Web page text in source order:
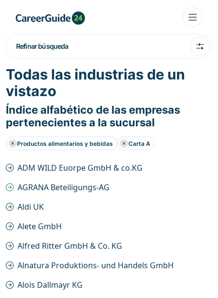
Refinar búsqueda
Todas las industrias de un
vistazo
Índice alfabético de las empresas
pertenecientes a la sucursal
Productos alimentarios y bebidas Carta A
ADM WILD Euorpe GmbH & co.KG
AGRANA Beteiligungs-AG
Aldi UK
Alete GmbH
Alfred Ritter GmbH & Co. KG
Alnatura Produktions- und Handels GmbH
Alois Dallmayr KG